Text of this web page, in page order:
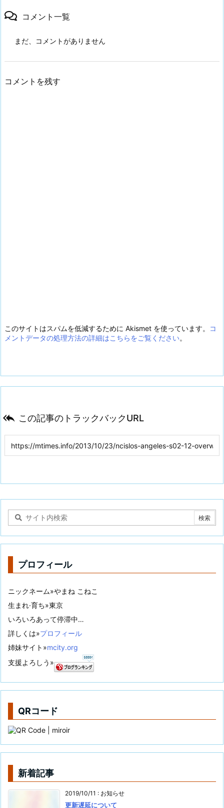
コメント一覧
まだ、コメントがありません
コメントを残す
このサイトはスパムを低減するために Akismet を使っています。
コ
メントデータの処理方法の詳細はこちらをご覧ください。
 この記事のトラックバックURL
プロフィール
ニックネーム»やまね こねこ
生まれ·育ち»東京
いろいろあって停滞中…
詳しくは»プロフィール
姉妹サイト»mcity.org
支援よろしう»
QRコード
新着記事
2019/10/11 : お知らせ
更新遅延について